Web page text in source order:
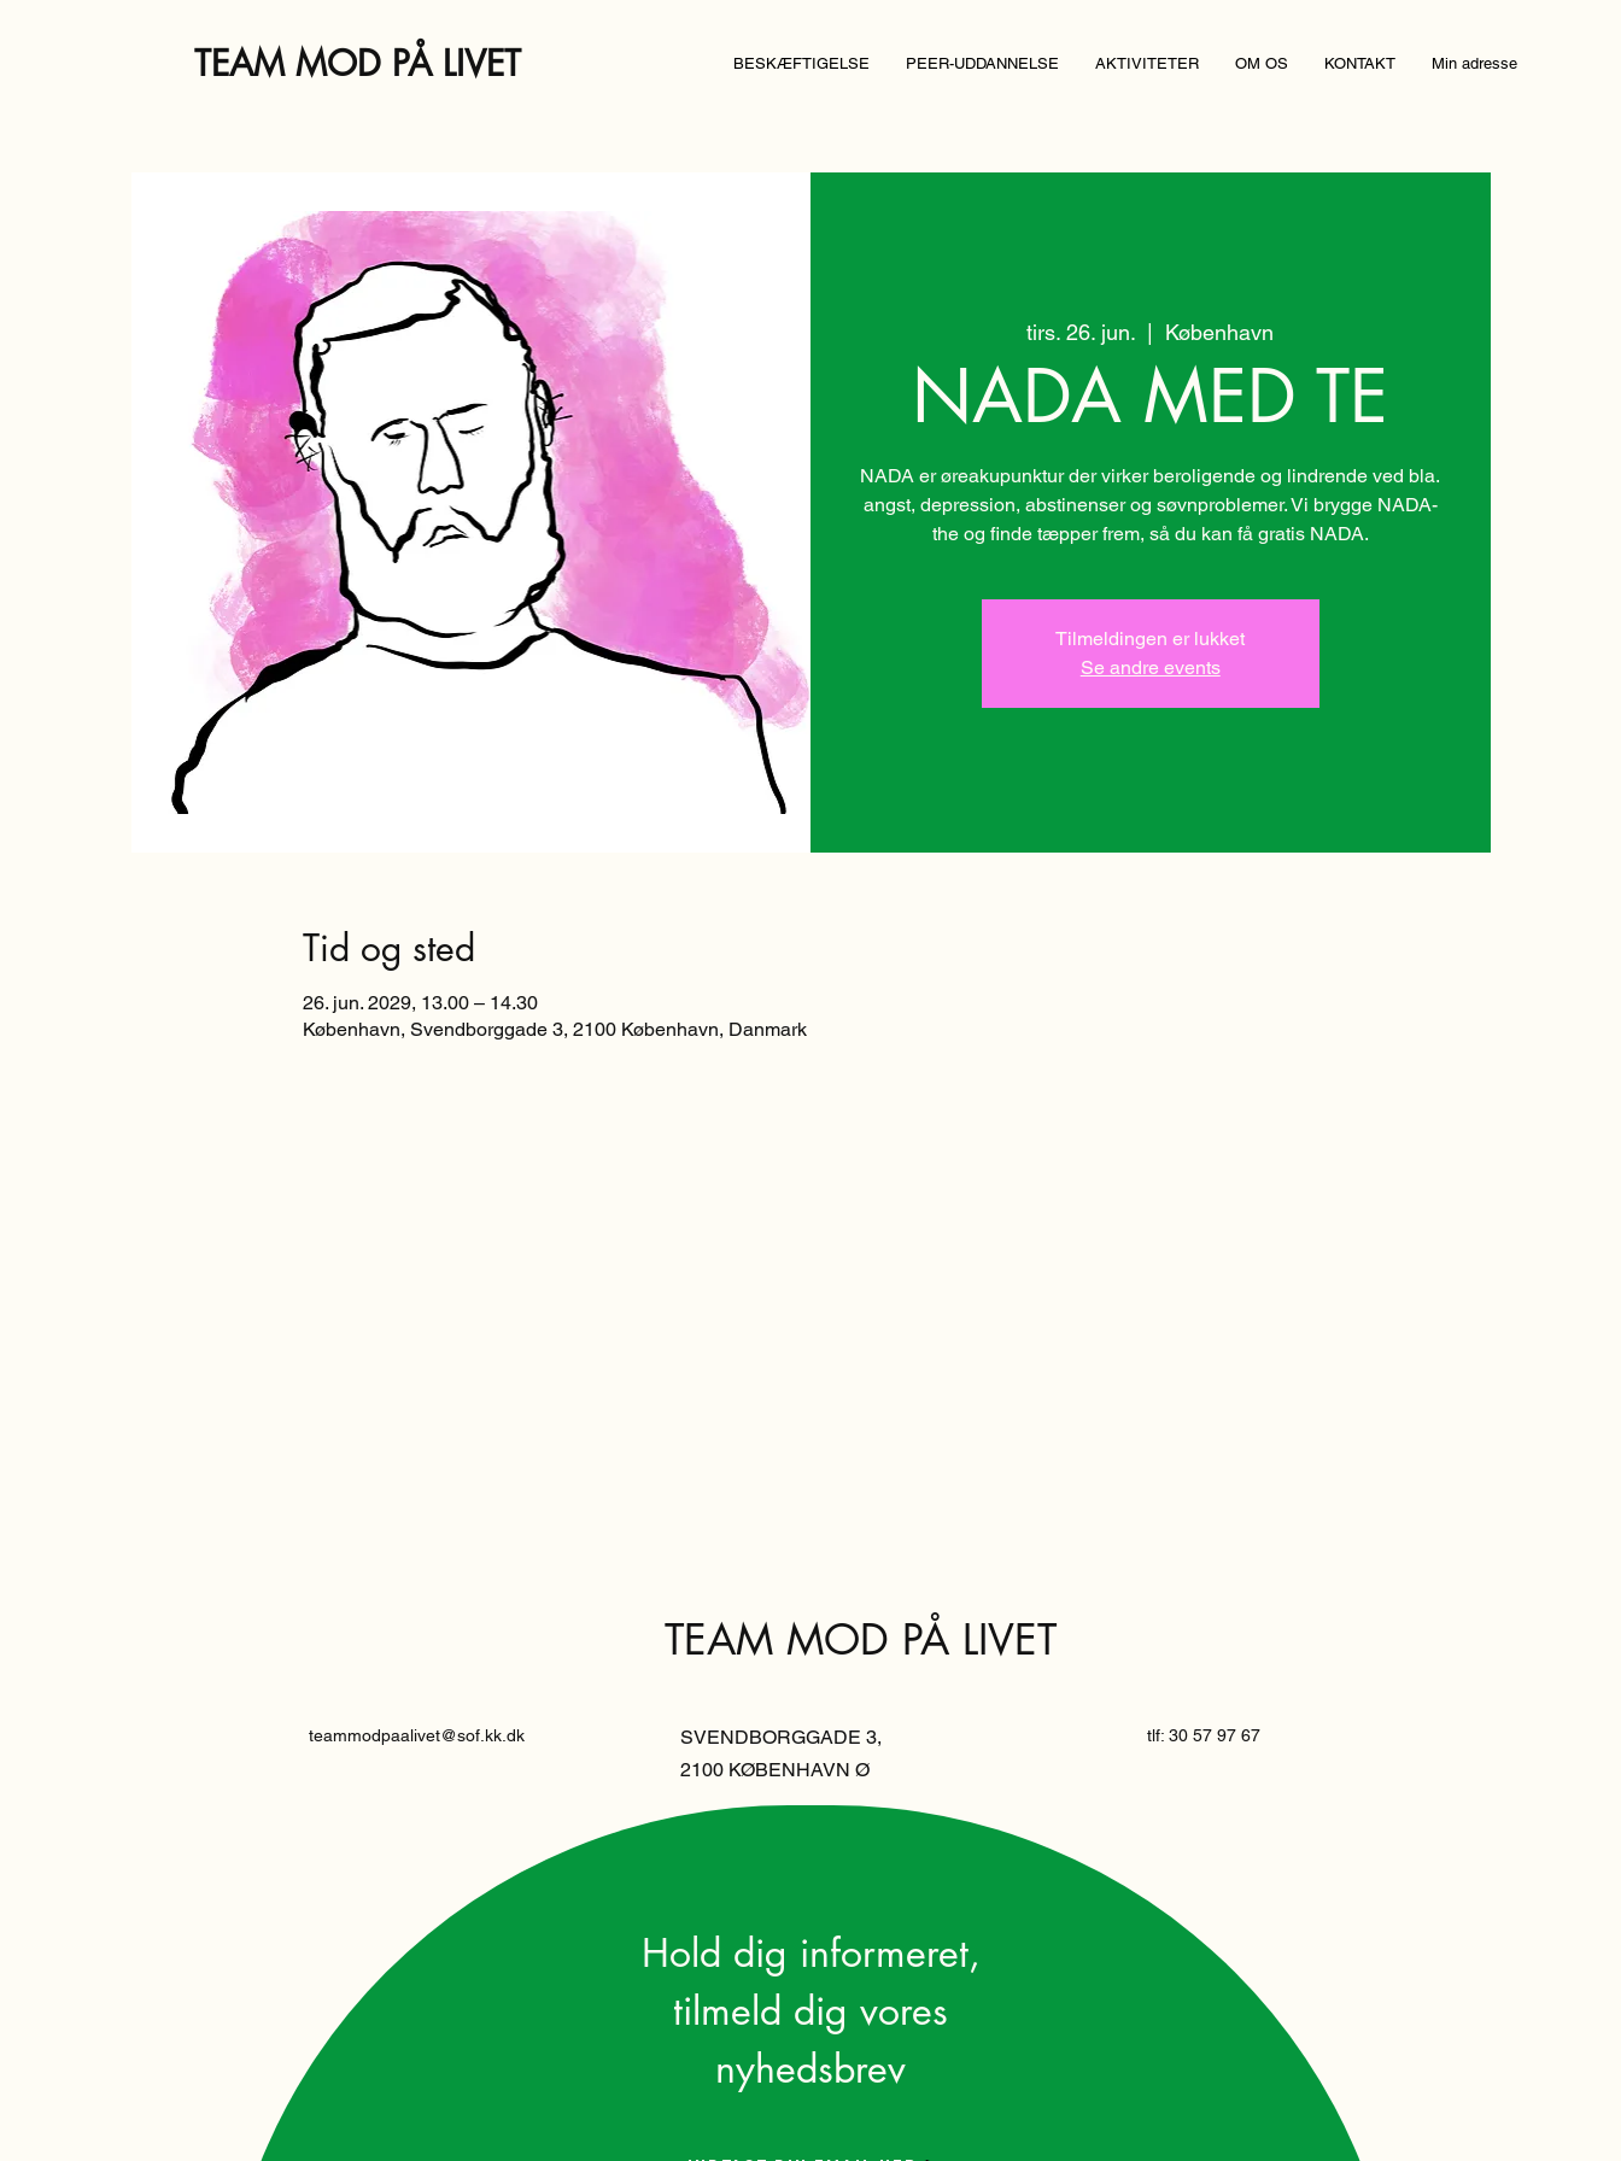
TEAM MOD PÅ LIVET BESKÆFTIGELSE PEER-UDDANNELSE AKTIVITETER OM OS KONTAKT Min adresse
tirs. 26. jun.
  |
København
NADA MED TE
NADA er øreakupunktur der virker beroligende og lindrende ved bla.
angst, depression, abstinenser og søvnproblemer. Vi brygge NADA-
the og finde tæpper frem, så du kan få gratis NADA.
Tilmeldingen er lukket
Se andre events
Tid og sted
26. jun. 2029, 13.00 – 14.30
København, Svendborggade 3, 2100 København, Danmark
TEAM MOD PÅ LIVET
teammodpaalivet@sof.kk.dk
SVENDBORGGADE 3,
2100 KØBENHAVN Ø
tlf: 30 57 97 67
Hold dig informeret,
tilmeld dig vores
nyhedsbrev